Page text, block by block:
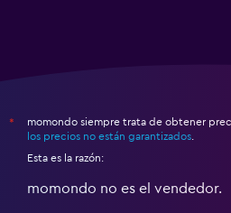
*
momondo siempre trata de obtener
los precios no están garantizados.
Esta es la razón:
momondo no es el vendedor.